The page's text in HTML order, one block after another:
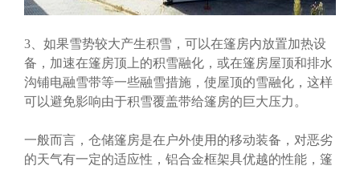
3、如果雪势较大产生积雪，可以在篷房内放置加热设
备，加速在篷房顶上的积雪融化，或在篷房屋顶和排水
沟铺电融雪带等一些融雪措施，使屋顶的雪融化，这样
可以避免影响由于积雪覆盖带给篷房的巨大压力。
一般而言，仓储篷房是在户外使用的移动装备，对恶劣
的天气有一定的适应性，铝合金框架具优越的性能，篷